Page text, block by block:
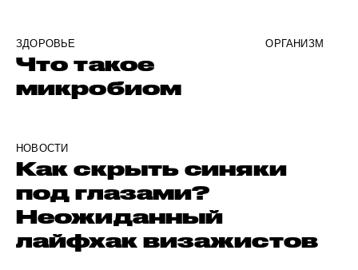
ЗДОРОВЬЕ ОРГАНИЗМ
Что такое
микробиом
НОВОСТИ
Как скрыть синяки
под глазами?
Неожиданный
лайфхак визажистов